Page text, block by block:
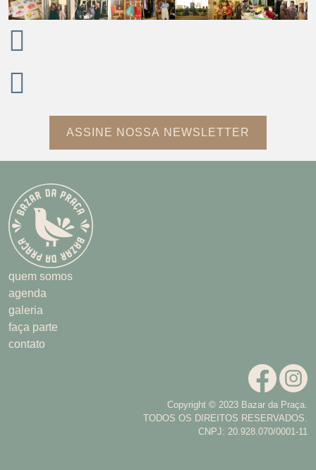
ASSINE NOSSA NEWSLETTER
quem somos
agenda
galeria
faça parte
contato
Copyright © 2023 Bazar da Praça.
TODOS OS DIREITOS RESERVADOS.
CNPJ: 20.928.070/0001-11